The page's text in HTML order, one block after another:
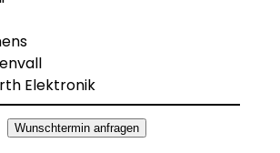
Wunschtermin anfragen